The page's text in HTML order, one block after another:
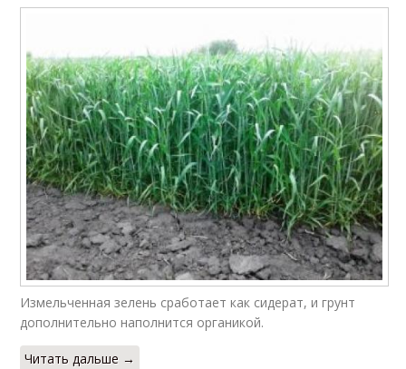
Измельченная зелень сработает как сидерат, и грунт
дополнительно наполнится органикой.
Читать дальше →